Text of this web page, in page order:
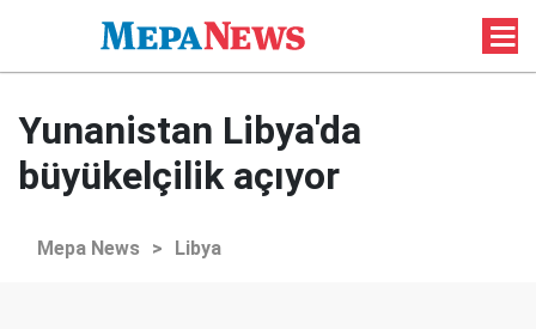
Yunanistan Libya'da
büyükelçilik açıyor
Mepa News > Libya